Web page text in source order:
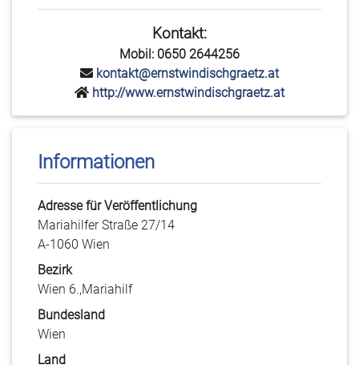
Kontakt:
Mobil: 0650 2644256
kontakt@ernstwindischgraetz.at
http://www.ernstwindischgraetz.at
Informationen
Adresse für Veröffentlichung
Mariahilfer Straße 27/14
A-1060 Wien
Bezirk
Wien 6.,Mariahilf
Bundesland
Wien
Land